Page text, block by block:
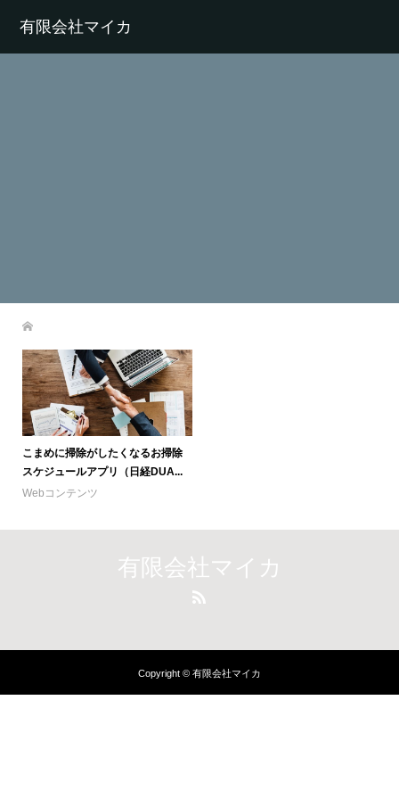
有限会社マイカ
こまめに掃除がしたくなるお掃除
スケジュールアプリ（日経DUA...
Webコンテンツ
有限会社マイカ
Copyright © 有限会社マイカ